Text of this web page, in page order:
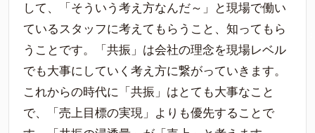
して、「そういう考え方なんだ～」と現場で働い
ているスタッフに考えてもらうこと、知ってもら
うことです。「共振」は会社の理念を現場レベル
でも大事にしていく考え方に繋がっていきます。
これからの時代に「共振」はとても大事なこと
で、「売上目標の実現」よりも優先することで